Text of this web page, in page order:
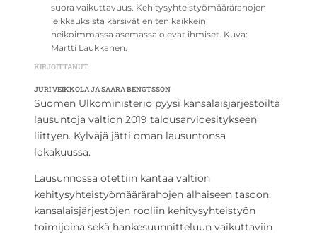
suora vaikuttavuus. Kehitysyhteistyömäärärahojen
leikkauksista kärsivät eniten kaikkein
heikoimmassa asemassa olevat ihmiset. Kuva:
Martti Laukkanen.
KIRJOITTANUT
JURI VEIKKOLA JA SAARA BENGTSSON
Suomen Ulkoministeriö pyysi kansalaisjärjestöiltä
lausuntoja valtion 2019 talousarvioesitykseen
liittyen. Kylväjä jätti oman lausuntonsa
lokakuussa.
Lausunnossa otettiin kantaa valtion
kehitysyhteistyömäärärahojen alhaiseen tasoon,
kansalaisjärjestöjen rooliin kehitysyhteistyön
toimijoina sekä hankesuunnitteluun vaikuttaviin